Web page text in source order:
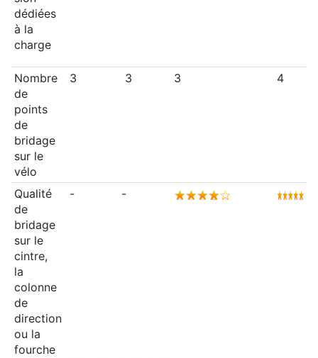
dédiées
à la
charge
Nombre
de
points
de
bridage
sur le
vélo
3 3 3 4
Qualité
de
bridage
sur le
cintre,
la
colonne
de
direction
ou la
fourche
- -